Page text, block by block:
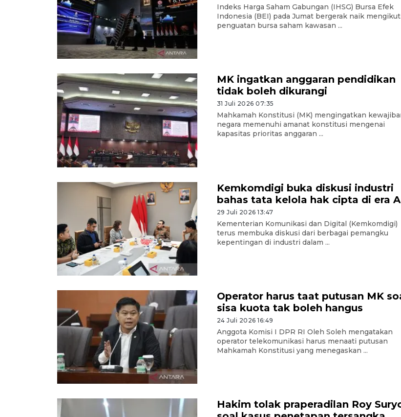
Indeks Harga Saham Gabungan (IHSG) Bursa Efek
Indonesia (BEI) pada Jumat bergerak naik
penguatan bursa saham kawasan ...
MK ingatkan anggaran pendidikan
tidak boleh dikurangi
31 Juli 2026 07:35
Mahkamah Konstitusi (MK) mengingatkan
negara memenuhi amanat konstitusi mengenai
kapasitas prioritas anggaran ...
Kemkomdigi buka diskusi industri
bahas tata kelola hak cipta di era
29 Juli 2026 13:47
Kementerian Komunikasi dan Digital (Kemkomdigi)
terus membuka diskusi dari berbagai pemangku
kepentingan di industri dalam ...
Operator harus taat putusan MK
sisa kuota tak boleh hangus
24 Juli 2026 16:49
Anggota Komisi I DPR RI Oleh Soleh mengatakan
operator telekomunikasi harus menaati putusan
Mahkamah Konstitusi yang menegaskan ...
Hakim tolak praperadilan Roy
3 Agustus 2026 10:57